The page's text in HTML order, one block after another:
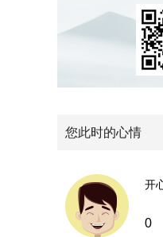
您此时的心情
开
0